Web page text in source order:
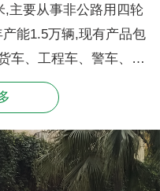
,主要从事非公路用四轮
能1.5万辆,现有产品包
量、排名同行业领先。